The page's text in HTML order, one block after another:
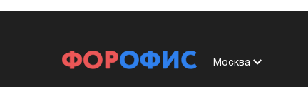
Москва